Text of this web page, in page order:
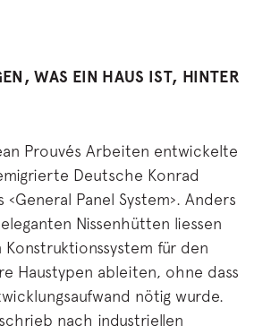
WAS EIN HAUS IST, HINTER
Prouvés Arbeiten entwickelte
Deutsche Konrad
‹General Panel System›. Anders
Nissenhütten liessen
für den
Haustypen ableiten, ohne dass
nötig wurde.
nach industriellen